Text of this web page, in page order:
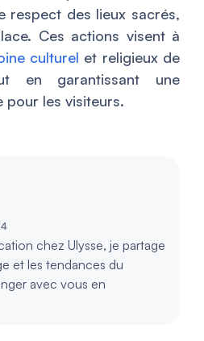
respect des lieux sacrés,
Ces actions visent à
culturel et religieux de
en garantissant une
pour les visiteurs.
chez Ulysse, je partage
et les tendances du
avec vous en